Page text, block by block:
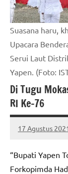
Suasana haru,
Upacara
Serui Laut
Yapen. (Foto:
Di Tugu
RI Ke-76
17 Agustus
MEPAGO
No
“Bupati Yapen
Forkopimda